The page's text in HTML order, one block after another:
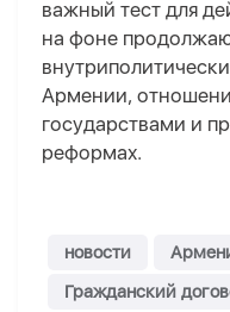
важный тест для
на фоне
Армении,
государствами и
реформах.
новости
Гражданский